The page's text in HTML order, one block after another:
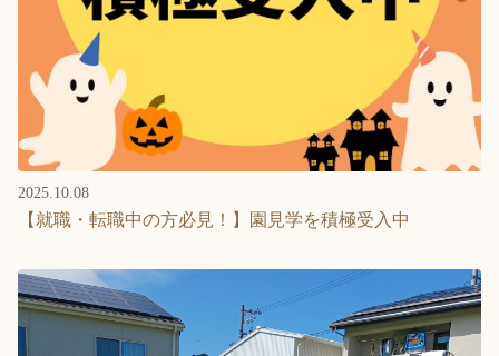
2025.10.08
【就職・転職中の方必見！】園見学を積極受入中